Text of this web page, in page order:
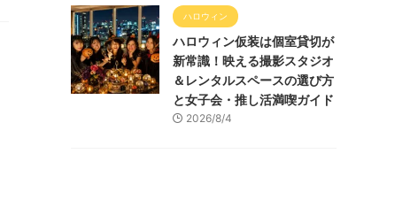
ハロウィン
ハロウィン仮装は個室貸切が
新常識！映える撮影スタジオ
＆レンタルスペースの選び方
と女子会・推し活満喫ガイド
2026/8/4